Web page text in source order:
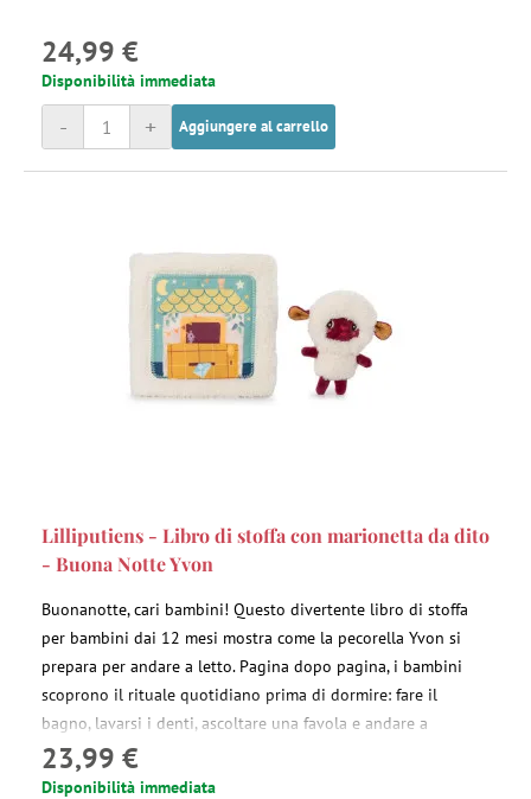
24,99 €
Disponibilità immediata
+
- Aggiungere al carrello
Lilliputiens - Libro di stoffa con marionetta da dito
- Buona Notte Yvon
Buonanotte, cari bambini! Questo divertente libro di stoffa
per bambini dai 12 mesi mostra come la pecorella Yvon si
prepara per andare a letto. Pagina dopo pagina, i bambini
scoprono il rituale quotidiano prima di dormire: fare il
bagno, lavarsi i denti, ascoltare una favola e andare a
dormire. Il libro include anche una marionetta da dito della
pecorella Yvon.
23,99 €
Disponibilità immediata